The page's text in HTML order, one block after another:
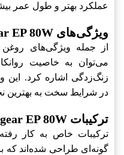
عملکرد بهتر و طول عمر
ویژگی‌های BP Energear EP 80W
از جمله ویژگی‌های
می‌توان به خاصیت
زنگ‌زدگی اشاره کرد. این
در شرایط سخت به بهترین
ترکیبات BP Energear EP 80W
ترکیبات خاص به کار
گونه‌ای طراحی شده‌اند که